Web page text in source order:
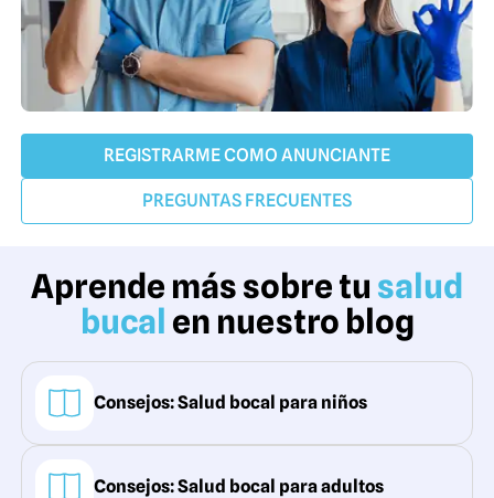
REGISTRARME COMO ANUNCIANTE
PREGUNTAS FRECUENTES
Aprende más sobre tu salud
bucal en nuestro blog
Consejos: Salud bocal para niños
Consejos: Salud bocal para adultos